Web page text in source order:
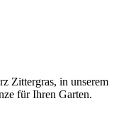
Zittergras, in unserem
für Ihren Garten.